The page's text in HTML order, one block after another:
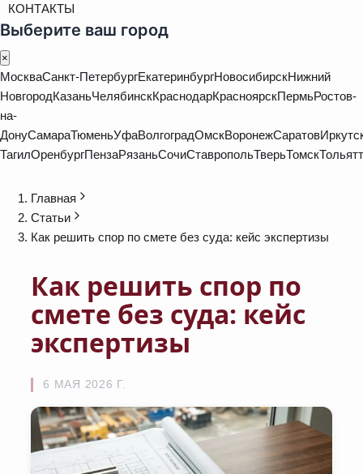
КОНТАКТЫ
Выберите ваш город
×
МоскваСанкт-ПетербургЕкатеринбургНовосибирскНижний
НовгородКазаньЧелябинскКраснодарКрасноярскПермьРостов-
на-
ДонуСамараТюменьУфаВолгоградОмскВоронежСаратов
ТагилОренбургПензаРязаньСочиСтавропольТверьТомск
Главная
Статьи
Как решить спор по смете без суда: кейс экспертизы
Как решить спор по
смете без суда: кейс
экспертизы
6 МАЯ 2026 Г.